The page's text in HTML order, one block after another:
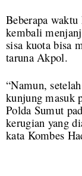
Beberapa
kembali
sisa kuota bisa
taruna Akpol.
“Namun,
kunjung masuk
Polda Sumut
kerugian yang
kata Kombes